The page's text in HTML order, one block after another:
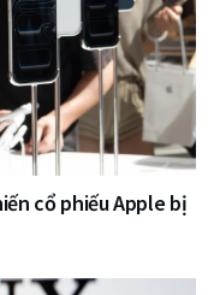
cổ phiếu Apple bị